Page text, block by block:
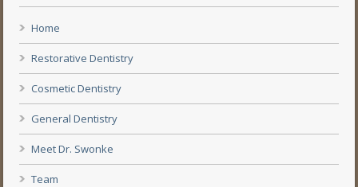
Home
Restorative Dentistry
Cosmetic Dentistry
General Dentistry
Meet Dr. Swonke
Team